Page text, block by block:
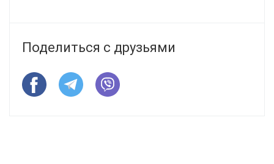
Поделиться с друзьями